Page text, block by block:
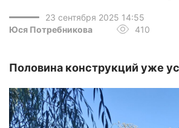
23 сентября 2025 14:55
Юся Потребникова
410
Половина конструкций уже